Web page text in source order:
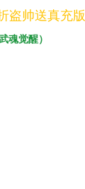
盗帅送真充版
魂觉醒）